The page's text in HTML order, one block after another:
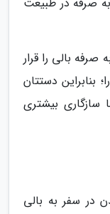
بالی را قرار
دستتان
بیشتری
در سفر به بالی